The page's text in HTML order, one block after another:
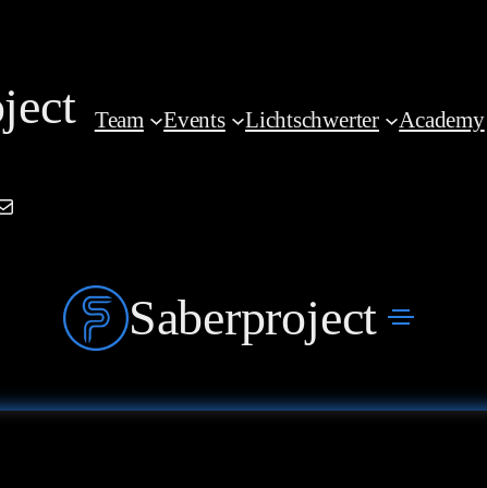
Team Events Lichtschwerter Academy
Saberproject